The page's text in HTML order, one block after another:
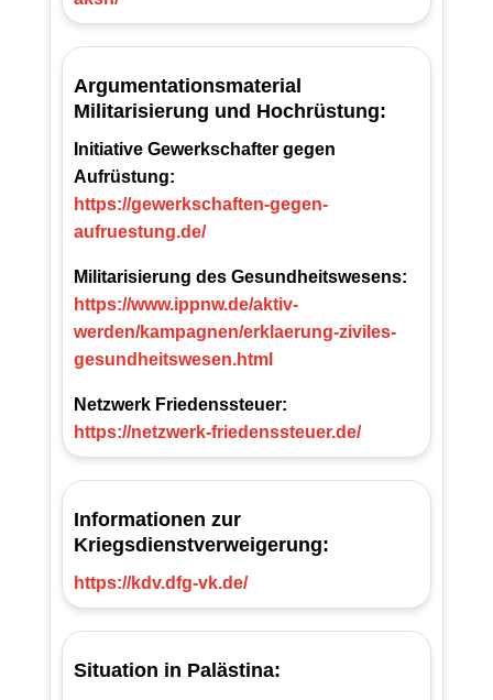
Argumentationsmaterial
Militarisierung und Hochrüstung:
Initiative Gewerkschafter gegen
Aufrüstung:
https://gewerkschaften-gegen-
aufruestung.de/
Militarisierung des Gesundheitswesens:
https://www.ippnw.de/aktiv-
werden/kampagnen/erklaerung-ziviles-
gesundheitswesen.html
Netzwerk Friedenssteuer:
https://netzwerk-friedenssteuer.de/
Informationen zur
Kriegsdienstverweigerung:
https://kdv.dfg-vk.de/
Situation in Palästina: